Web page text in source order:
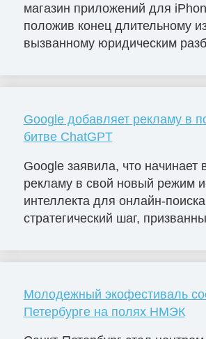
магазин приложений для
положив конец длительному
вызванному юридическим
Google добавляет рекламу в
битве ChatGPT
Google заявила, что начинает
рекламу в свой новый режим
интеллекта для онлайн-
стратегический шаг,
Молодежный экофестиваль
Петербурге на полях НМЭК